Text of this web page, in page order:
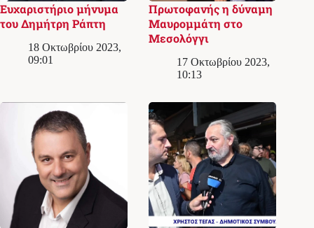
Ευχαριστήριο μήνυμα
του Δημήτρη Ράπτη
18 Οκτωβρίου 2023,
09:01
Πρωτοφανής η δύναμη
Μαυρομμάτη στο
Μεσολόγγι
17 Οκτωβρίου 2023,
10:13